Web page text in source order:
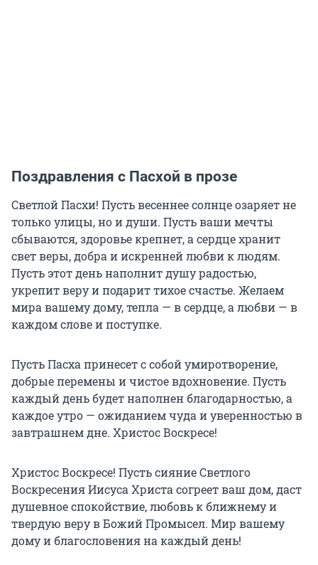
Поздравления с Пасхой в прозе
Светлой Пасхи! Пусть весеннее солнце озаряет не
только улицы, но и души. Пусть ваши мечты
сбываются, здоровье крепнет, а сердце хранит
свет веры, добра и искренней любви к людям.
Пусть этот день наполнит душу радостью,
укрепит веру и подарит тихое счастье. Желаем
мира вашему дому, тепла — в сердце, а любви — в
каждом слове и поступке.
Пусть Пасха принесет с собой умиротворение,
добрые перемены и чистое вдохновение. Пусть
каждый день будет наполнен благодарностью, а
каждое утро — ожиданием чуда и уверенностью в
завтрашнем дне. Христос Воскресе!
Христос Воскресе! Пусть сияние Светлого
Воскресения Иисуса Христа согреет ваш дом, даст
душевное спокойствие, любовь к ближнему и
твердую веру в Божий Промысел. Мир вашему
дому и благословения на каждый день!